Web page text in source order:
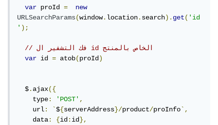
var proId =
new
URLSearchParams(window.location.search).get('id
');
// فك التشفير ال id الخاص بالمنتج
var id = atob(proId)
  $
.ajax({
    type
: 'POST',
    url
: `${serverAddress}/product/proInfo`,
    data
: {id:id},